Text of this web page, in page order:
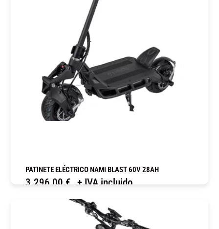
PATINETE ELÉCTRICO NAMI BLAST 60V 28AH
3.296,00 € + IVA incluido